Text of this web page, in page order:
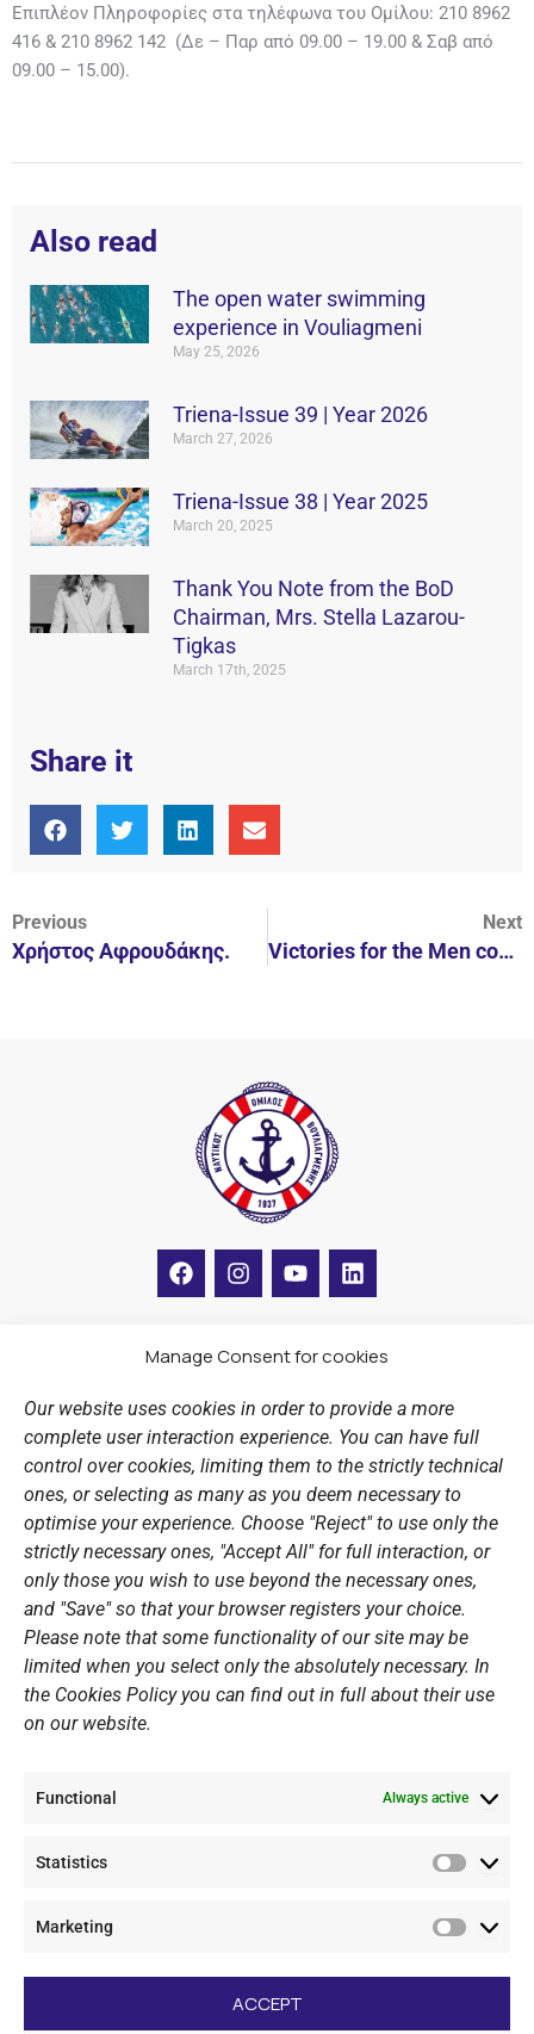
Manage Consent for cookies
Our website uses cookies in order to provide a more
complete user interaction experience. You can have full
control over cookies, limiting them to the strictly technical
ones, or selecting as many as you deem necessary to
optimise your experience. Choose "Reject" to use only the
strictly necessary ones, "Accept All" for full interaction, or
only those you wish to use beyond the necessary ones,
and "Save" so that your browser registers your choice.
Please note that some functionality of our site may be
limited when you select only the absolutely necessary. In
the Cookies Policy you can find out in full about their use
on our website.
Functional Always active
Statistics
Marketing
ACCEPT
Επιπλέον Πληροφορίες στα τηλέφωνα του Ομίλου: 210 8962
416 & 210 8962 142 (Δε – Παρ από 09.00 – 19.00 & Σαβ από
09.00 – 15.00).
Also read
The open water swimming
experience in Vouliagmeni
May 25, 2026
Triena-Issue 39 | Year 2026
March 27, 2026
Triena-Issue 38 | Year 2025
March 20, 2025
Thank You Note from the BoD
Chairman, Mrs. Stella Lazarou-
Tigkas
March 17th, 2025
Share it
Previous
Χρήστος Αφρουδάκης.
Next
Victories for the Men continue.
F
a
b
o
k
I
n
a
r
a
m
Y
o
u
e
L
i
e
i
n
Sports Academy
Open Water Swimming Crossing
Sponsors
Summer Camps
PERSONAL DATA
Website Policy
Cookie Policy
General Policy NOV
Summer Camp Update
CONTACT
+30 210 89 62 416